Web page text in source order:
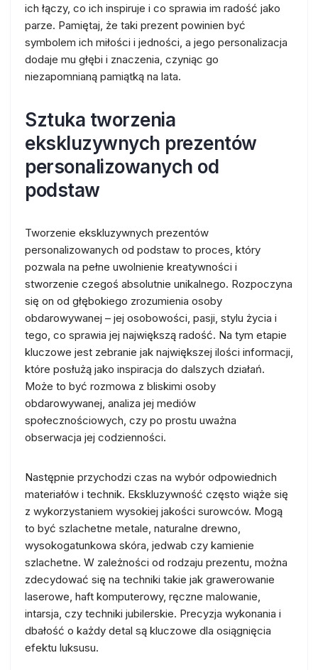
ich łączy, co ich inspiruje i co sprawia im radość jako
parze. Pamiętaj, że taki prezent powinien być
symbolem ich miłości i jedności, a jego personalizacja
dodaje mu głębi i znaczenia, czyniąc go
niezapomnianą pamiątką na lata.
Sztuka tworzenia
ekskluzywnych prezentów
personalizowanych od
podstaw
Tworzenie ekskluzywnych prezentów
personalizowanych od podstaw to proces, który
pozwala na pełne uwolnienie kreatywności i
stworzenie czegoś absolutnie unikalnego. Rozpoczyna
się on od głębokiego zrozumienia osoby
obdarowywanej – jej osobowości, pasji, stylu życia i
tego, co sprawia jej największą radość. Na tym etapie
kluczowe jest zebranie jak największej ilości informacji,
które posłużą jako inspiracja do dalszych działań.
Może to być rozmowa z bliskimi osoby
obdarowywanej, analiza jej mediów
społecznościowych, czy po prostu uważna
obserwacja jej codzienności.
Następnie przychodzi czas na wybór odpowiednich
materiałów i technik. Ekskluzywność często wiąże się
z wykorzystaniem wysokiej jakości surowców. Mogą
to być szlachetne metale, naturalne drewno,
wysokogatunkowa skóra, jedwab czy kamienie
szlachetne. W zależności od rodzaju prezentu, można
zdecydować się na techniki takie jak grawerowanie
laserowe, haft komputerowy, ręczne malowanie,
intarsja, czy techniki jubilerskie. Precyzja wykonania i
dbałość o każdy detal są kluczowe dla osiągnięcia
efektu luksusu.